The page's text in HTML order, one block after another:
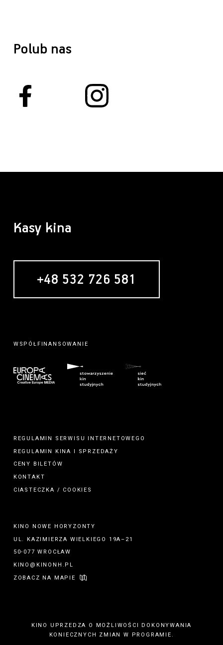
Polub nas
Kasy kina
+48 532 726 581
WSPÓŁFINANSOWANIE
REGULAMIN SERWISU INTERNETOWEGO
REGULAMIN KINA I
SPRZEDAŻY
CENY BILETÓW
KONTAKT
CIASTECZKA / COOKIES
KINO NOWE HORYZONTY
UL. KAZIMIERZA WIELKIEGO 19A–21
50-077 WROCŁAW
KINO@KINONH.PL
ZOBACZ NA MAPIE
KINO UPRZEDZA O MOŻLIWOŚCI DOKONYWANIA
KONIECZNYCH ZMIAN W PROGRAMIE.